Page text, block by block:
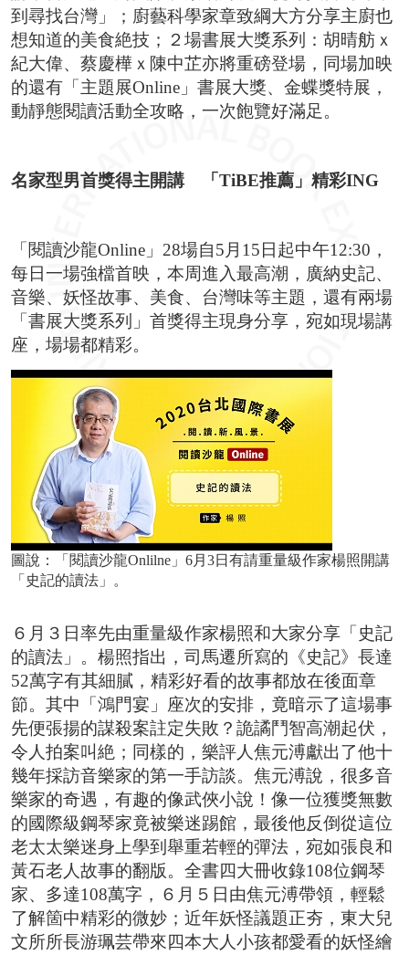
到尋找台灣」；廚藝科學家章致綱大方分享主廚也
想知道的美食絶技；２場書展大獎系列：胡晴舫ｘ
紀大偉、蔡慶樺ｘ陳中芷亦將重磅登場，同場加映
的還有「主題展Online」書展大獎、金蝶獎特展，
動靜態閱讀活動全攻略，一次飽覽好滿足。
名家型男首獎得主開講 「 TiBE推薦」精彩ING
「閱讀沙龍Online」28場自5月15日起中午12:30，
每日一場強檔首映，本周進入最高潮，廣納史記、
音樂、妖怪故事、美食、台灣味等主題，還有兩場
「書展大獎系列」首獎得主現身分享，宛如現場講
座，場場都精彩。
圖說：「閱讀沙龍Onlilne」6月3日有請重量級作家楊照開講
「史記的讀法」。
６月３日率先由重量級作家楊照和大家分享「史記
的讀法」。楊照指出，司馬遷所寫的《史記》長達
52萬字有其細膩，精彩好看的故事都放在後面章
節。其中「鴻門宴」座次的安排，竟暗示了這場事
先便張揚的謀殺案註定失敗？詭譎鬥智高潮起伏，
令人拍案叫絶；同樣的，樂評人焦元溥獻出了他十
幾年採訪音樂家的第一手訪談。焦元溥說，很多音
樂家的奇遇，有趣的像武俠小說！像一位獲獎無數
的國際級鋼琴家竟被樂迷踢館，最後他反倒從這位
老太太樂迷身上學到舉重若輕的彈法，宛如張良和
黃石老人故事的翻版。全書四大冊收錄108位鋼琴
家、多達108萬字，６月５日由焦元溥帶領，輕鬆
了解箇中精彩的微妙；近年妖怪議題正夯，東大兒
文所所長游珮芸帶來四本大人小孩都愛看的妖怪繪